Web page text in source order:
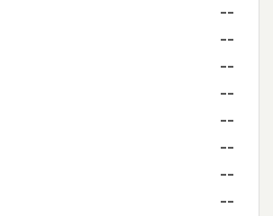
--
--
--
--
--
--
--
--